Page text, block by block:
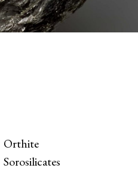
Orthite
Sorosilicates